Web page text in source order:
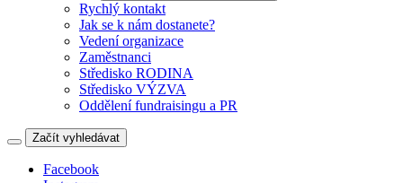
Rychlý kontakt
Jak se k nám dostanete?
Vedení organizace
Zaměstnanci
Středisko RODINA
Středisko VÝZVA
Oddělení fundraisingu a PR
Začít vyhledávat
Facebook